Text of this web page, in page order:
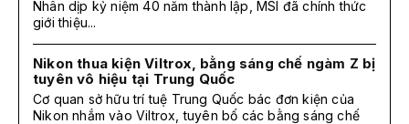
Nhân dịp kỷ niệm 40 năm thành lập, MSI đã chính thức
giới thiệu...
Nikon thua kiện Viltrox, bằng sáng chế ngàm Z bị
tuyên vô hiệu tại Trung Quốc
Cơ quan sở hữu trí tuệ Trung Quốc bác đơn kiện của
Nikon nhắm vào Viltrox, tuyên bố các bằng sáng chế